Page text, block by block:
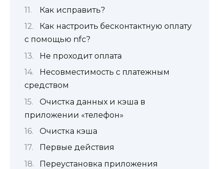
Как исправить?
Как настроить бесконтактную оплату
с помощью nfc?
Не проходит оплата
Несовместимость с платежным
средством
Очистка данных и кэша в
приложении «телефон»
Очистка кэша
Первые действия
Переустановка приложения